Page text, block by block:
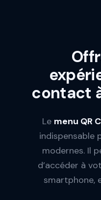
contact
Le menu QR
indispensable
modernes. Il
d’accéder à
smartphone,